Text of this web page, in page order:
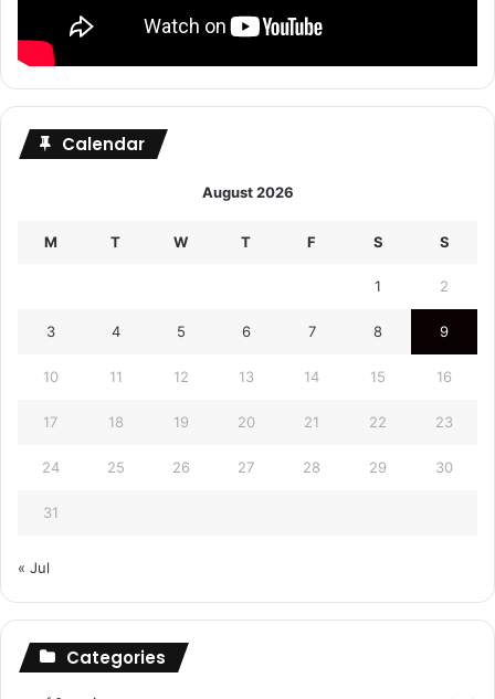
Calendar
August 2026
M T W T F S S
1 2
3 4 5 6 7 8 9
10 11 12 13 14 15 16
17 18 19 20 21 22 23
24 25 26 27 28 29 30
31
« Jul
Categories